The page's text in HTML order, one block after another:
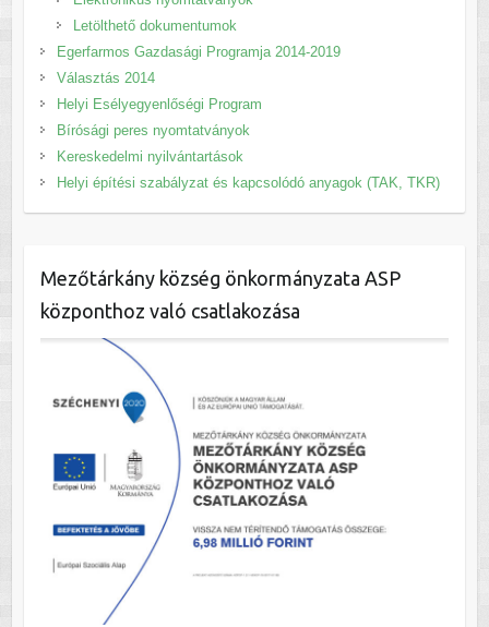
Letölthető dokumentumok
Egerfarmos Gazdasági Programja 2014-2019
Választás 2014
Helyi Esélyegyenlőségi Program
Bírósági peres nyomtatványok
Kereskedelmi nyilvántartások
Helyi építési szabályzat és kapcsolódó anyagok (TAK, TKR)
Mezőtárkány község önkormányzata ASP
központhoz való csatlakozása